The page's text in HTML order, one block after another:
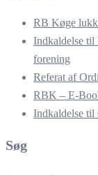
RB Køge
Indkaldelse til
forening
Referat af
RBK – E-
Indkaldelse til
Søg